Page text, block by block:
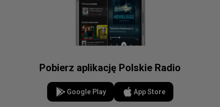
Pobierz aplikację Polskie Radio
Google Play App Store